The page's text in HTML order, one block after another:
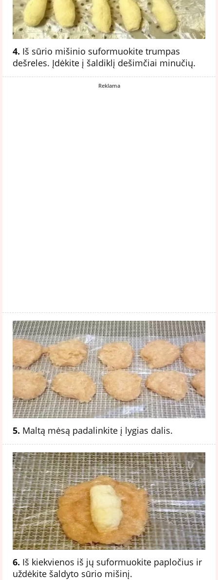
4. Iš sūrio mišinio suformuokite trumpas
dešreles. Įdėkite į šaldiklį dešimčiai minučių.
Reklama
5. Maltą mėsą padalinkite į lygias dalis.
6. Iš kiekvienos iš jų suformuokite papločius ir
uždėkite šaldyto sūrio mišinį.